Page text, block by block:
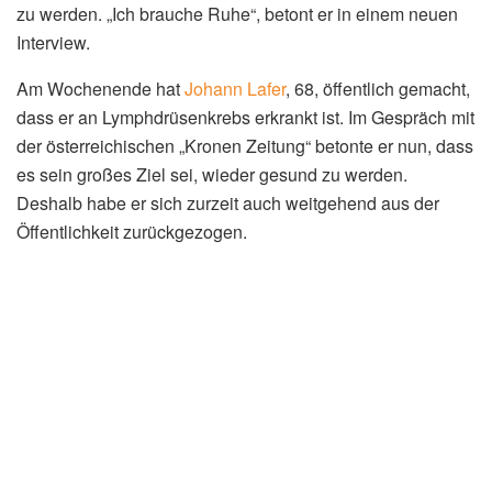
zu werden. „Ich brauche Ruhe“, betont er in einem neuen
Interview.
Am Wochenende hatJohann Lafer, 68, öffentlich gemacht,
dass er an Lymphdrüsenkrebs erkrankt ist. Im Gespräch mit
der österreichischen „Kronen Zeitung“ betonte er nun, dass
es sein großes Ziel sei, wieder gesund zu werden.
Deshalb habe er sich zurzeit auch weitgehend aus der
Öffentlichkeit zurückgezogen.